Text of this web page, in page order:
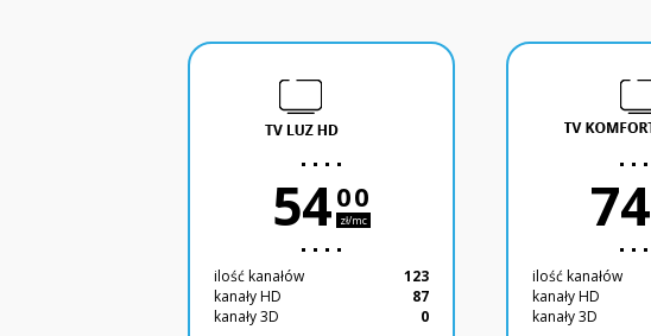
5400
zł/mc
ilość kanałów
123
kanały HD
87
kanały 3D
0
74
ilość kanałów
kanały HD
kanały 3D